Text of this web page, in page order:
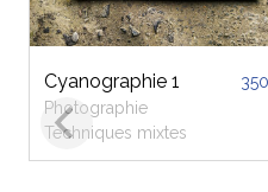
Cyanographie 1
Photographie
Techniques mixtes